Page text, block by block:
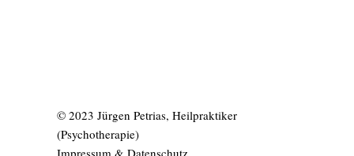
© 2023 Jürgen Petrias, Heilpraktiker
(Psychotherapie)
Impressum & Datenschutz